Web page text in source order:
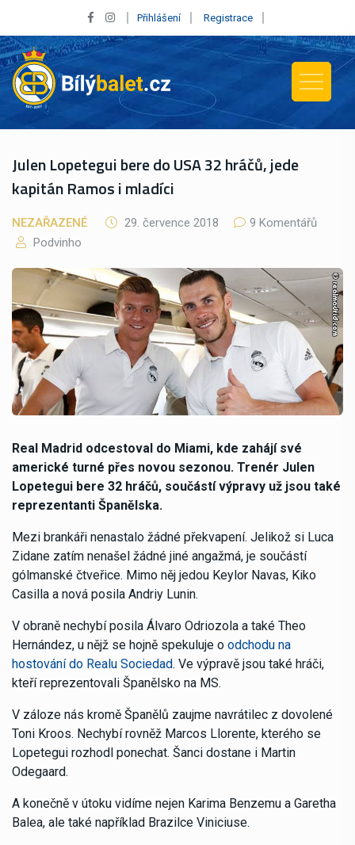
Přihlášení Registrace
Julen Lopetegui bere do USA 32 hráčů, jede
kapitán Ramos i mladíci
NEZAŘAZENÉ 29. července 2018
9 Komentářů
Podvinho
Real Madrid odcestoval do Miami, kde zahájí své
americké turné přes novou sezonou. Trenér Julen
Lopetegui bere 32 hráčů, součástí výpravy už jsou také
reprezentanti Španělska.
Mezi brankáři nenastalo žádné překvapení. Jelikož si Luca
Zidane zatím nenašel žádné jiné angažmá, je součástí
gólmanské čtveřice. Mimo něj jedou Keylor Navas, Kiko
Casilla a nová posila Andriy Lunin.
V obraně nechybí posila Álvaro Odriozola a také Theo
Hernández, u nějž se hojně spekuluje o odchodu na
hostování do Realu Sociedad. Ve výpravě jsou také hráči,
kteří reprezentovali Španělsko na MS.
V záloze nás kromě Španělů zaujme navrátilec z dovolené
Toni Kroos. Nechybí rovněž Marcos Llorente, kterého se
Lopetegui rozhodl ponechat. Šanci dostane i Martin
Odegaard.
A konečně v útoku vidíme nejen Karima Benzemu a Garetha
Balea, ale také například Brazilce Viniciuse.